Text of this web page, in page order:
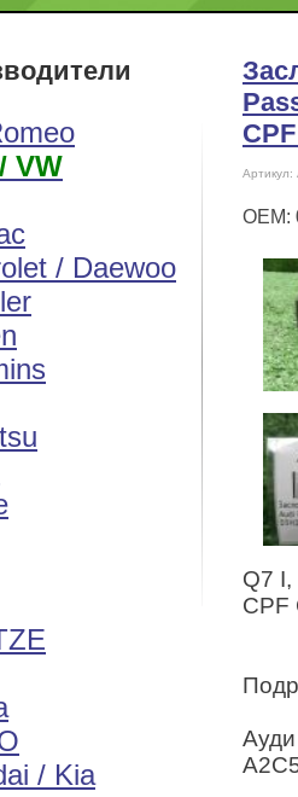
VW
/ Daewoo
/ Kia
Артикул:
OEM:
Q7
CPF